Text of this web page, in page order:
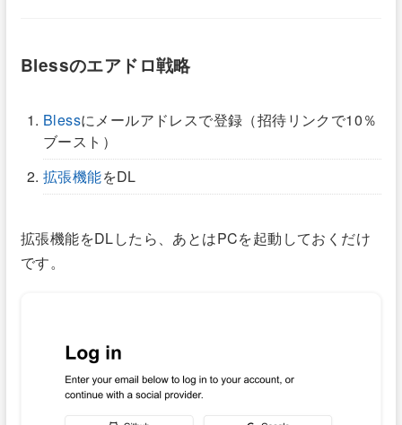
Blessのエアドロ戦略
Blessにメールアドレスで登録（招待リンクで10％
ブースト）
拡張機能をDL
拡張機能をDLしたら、あとはPCを起動しておくだけ
です。